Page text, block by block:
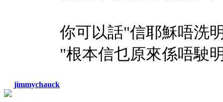
jimmychauck
你可以話"信耶穌唔洗
"根本信乜原來係唔駛